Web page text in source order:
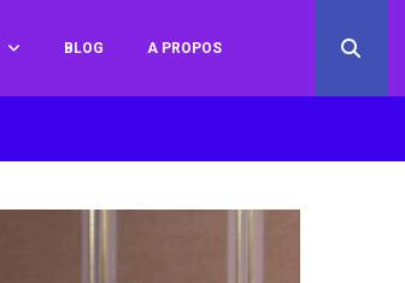
BLOG A PROPOS